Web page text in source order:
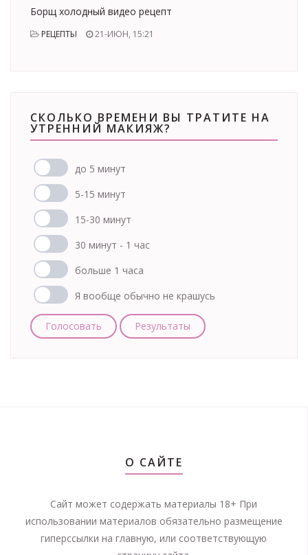
Борщ холодный видео рецепт
РЕЦЕПТЫ 21-ИЮН, 15:21
СКОЛЬКО ВРЕМЕНИ ВЫ ТРАТИТЕ НА
УТРЕННИЙ МАКИЯЖ?
до 5 минут
5-15 минут
15-30 минут
30 минут - 1 час
больше 1 часа
Я вообще обычно не крашусь
Голосовать Результаты
О САЙТЕ
Сайт может содержать материалы 18+ При
использовании материалов обязательно размещение
гиперссылки на главную, или соответствующую